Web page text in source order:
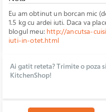
Eu am obtinut un borcan mic
1.5 kg cu ardei iuti. Daca va
blogul meu: http://ancutsa-
iuti-in-otet.html
Ai gatit reteta? Trimite o poza
KitchenShop!